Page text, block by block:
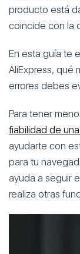
producto está
coincide con la
En esta guía te
AliExpress, qué
errores debes
Para tener
fiabilidad de
ayudarte con
para tu
ayuda a seguir
realiza otras